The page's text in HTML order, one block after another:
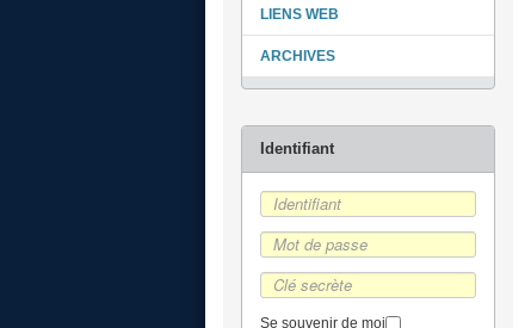
Se souvenir de moi
LIENS WEB
ARCHIVES